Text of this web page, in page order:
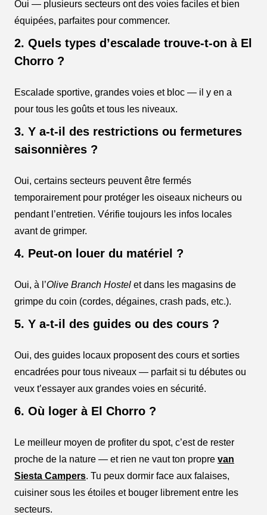
Oui — plusieurs secteurs ont des voies faciles et bien
équipées, parfaites pour commencer.
2. Quels types d’escalade trouve-t-on à El
Chorro ?
Escalade sportive, grandes voies et bloc — il y en a
pour tous les goûts et tous les niveaux.
3. Y a-t-il des restrictions ou fermetures
saisonnières ?
Oui, certains secteurs peuvent être fermés
temporairement pour protéger les oiseaux nicheurs ou
pendant l’entretien. Vérifie toujours les infos locales
avant de grimper.
4. Peut-on louer du matériel ?
Oui, à l’Olive Branch Hostel et dans les magasins de
grimpe du coin (cordes, dégaines, crash pads, etc.).
5. Y a-t-il des guides ou des cours ?
Oui, des guides locaux proposent des cours et sorties
encadrées pour tous niveaux — parfait si tu débutes ou
veux t’essayer aux grandes voies en sécurité.
6. Où loger à El Chorro ?
Le meilleur moyen de profiter du spot, c’est de rester
proche de la nature — et rien ne vaut ton propre van
Siesta Campers. Tu peux dormir face aux falaises,
cuisiner sous les étoiles et bouger librement entre les
secteurs.